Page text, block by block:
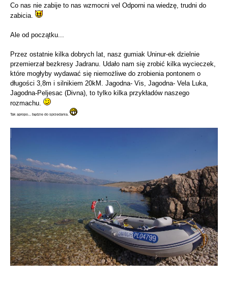
Co nas nie zabije to nas wzmocni vel Odporni na wiedzę, trudni do
zabicia.
Ale od początku...
Przez ostatnie kilka dobrych lat, nasz gumiak Uninur-ek dzielnie
przemierzał bezkresy Jadranu. Udało nam się zrobić kilka wycieczek,
które mogłyby wydawać się niemożliwe do zrobienia pontonem o
długości 3,8m i silnikiem 20kM. Jagodna- Vis, Jagodna- Vela Luka,
Jagodna-Peljesac (Divna), to tylko kilka przykładów naszego
rozmachu.
Tak apropo... będzie do sprzedania.